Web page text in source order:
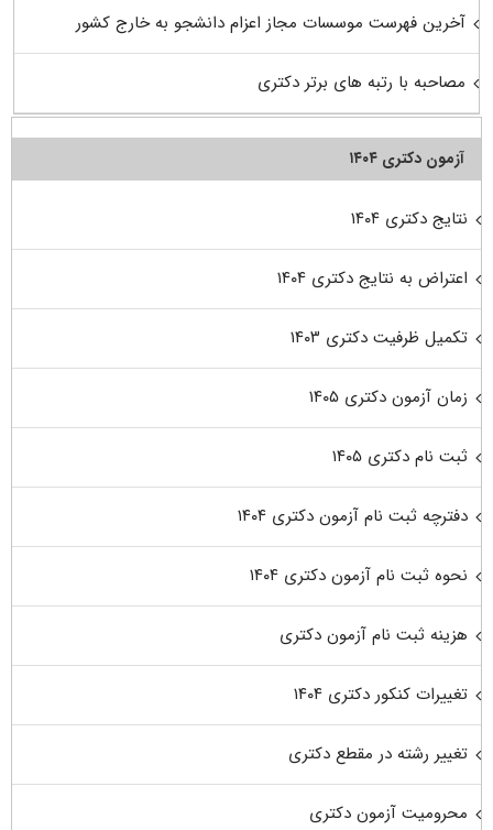
آخرین فهرست موسسات مجاز اعزام دانشجو به خارج کشور
مصاحبه با رتبه های برتر دکتری
آزمون دکتری ۱۴۰۴
نتایج دکتری ۱۴۰۴
اعتراض به نتایج دکتری ۱۴۰۴
تکمیل ظرفیت دکتری ۱۴۰۳
زمان آزمون دکتری ۱۴۰۵
ثبت نام دکتری ۱۴۰۵
دفترچه ثبت نام آزمون دکتری ۱۴۰۴
نحوه ثبت نام آزمون دکتری ۱۴۰۴
هزینه ثبت نام آزمون دکتری
تغییرات کنکور دکتری ۱۴۰۴
تغییر رشته در مقطع دکتری
محرومیت آزمون دکتری